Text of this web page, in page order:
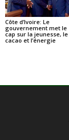
Côte d’Ivoire: Le
gouvernement met le
cap sur la jeunesse, le
cacao et l’énergie